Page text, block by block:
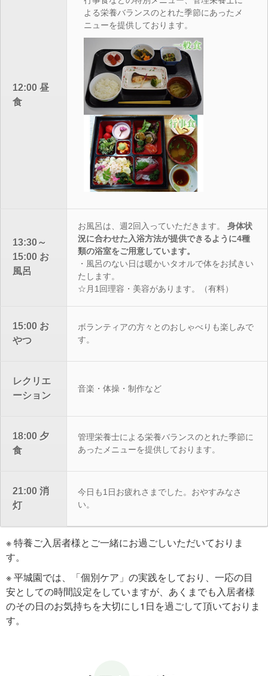
12:00 昼
食
よる栄養バランスのとれた季節にあったメ
ニューを提供しております。
13:30～
15:00 お
風呂
お風呂は、週2回入っていただきます。 身体状
況に合わせた入浴方法が提供できるように4種
類の浴室をご用意しています。
・風呂のない日は暖かいタオルで体をお拭きい
たします。
☆月1回理容・美容があります。（有料）
15:00 お
やつ
ボランティアの方々とのおしゃべりも楽しみで
す。
レクリエ
ーション
音楽・体操・制作など
18:00 夕
食
管理栄養士による栄養バランスのとれた季節に
あったメニューを提供しております。
21:00 消
灯
今日も1日お疲れさまでした。おやすみなさ
い。
※ 特養ご入居者様とご一緒にお過ごしいただいておりま
す。
※ 平城園では、「個別ケア」の実践をしており、一応の目
安としての時間設定をしていますが、あくまでも入居者様
のその日のお気持ちを大切にし1日を過ごして頂いておりま
す。